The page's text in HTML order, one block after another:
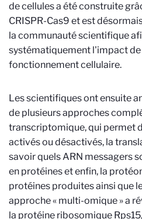
de cellules a été construite
CRISPR-Cas9 et est
la communauté scientifique
systématiquement l'impact
fonctionnement cellulaire.
Les scientifiques ont ensuite
de plusieurs approches
transcriptomique, qui permet
activés ou désactivés, la
savoir quels ARN messagers
en protéines et enfin, la
protéines produites ainsi que
approche « multi-omique » a
la protéine ribosomique